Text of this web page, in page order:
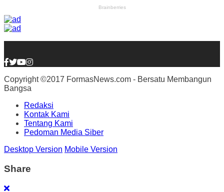
Copyright ©2017 FormasNews.com - Bersatu Membangun
Bangsa
Redaksi
Kontak Kami
Tentang Kami
Pedoman Media Siber
Desktop Version Mobile Version
Share